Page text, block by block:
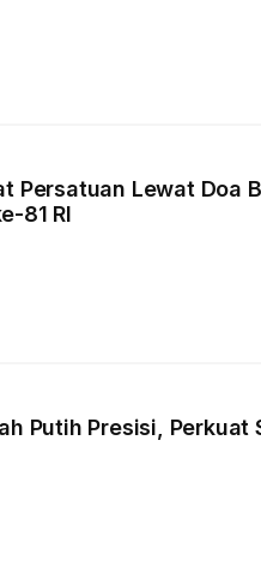
Persatuan Lewat Doa
81 RI
Putih Presisi, Perkuat